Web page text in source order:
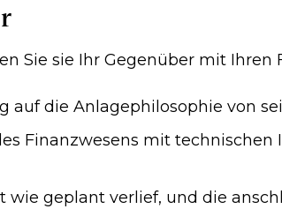
Sie sie Ihr Gegenüber mit Ihren
auf die Anlagephilosophie von
Finanzwesens mit
geplant verlief, und die